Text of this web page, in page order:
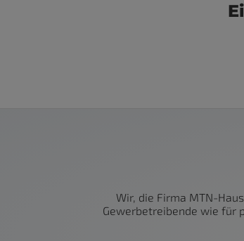
Wir, die Firma MTN-
Gewerbetreibende wie für